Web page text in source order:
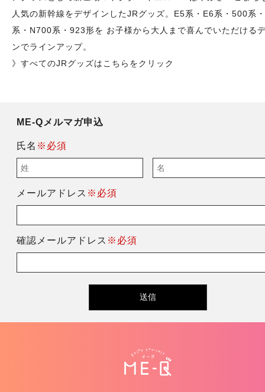
人気の新幹線をデザインしたJRグッズ。E5系・E6系・500系
系・N700系・923形を お子様から大人まで喜んでいただける
ンでラインアップ。
》すべてのJRグッズはこちらをクリック
ME-Qメルマガ申込
氏名 ※必須
メールアドレス ※必須
確認メールアドレス ※必須